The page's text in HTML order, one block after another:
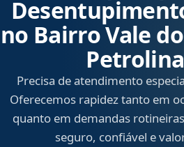
no Bairro Vale
Precisa de atendimento
Oferecemos rapidez tanto em
quanto em demandas
seguro, confiável e